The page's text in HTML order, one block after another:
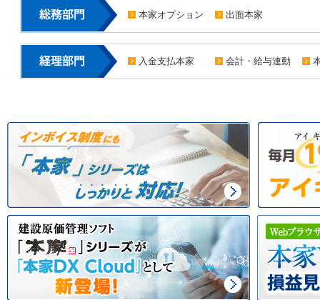
本家オプション 出面本家
入金支払本家 会計・給与連動